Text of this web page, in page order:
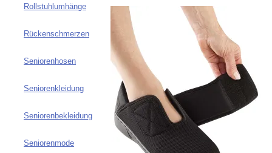
Rollstuhlumhänge
Rückenschmerzen
Seniorenhosen
Seniorenkleidung
Seniorenbekleidung
Seniorenmode